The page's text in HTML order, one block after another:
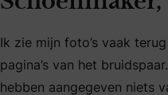
Ik zie mijn foto’s vaak
pagina’s van het
hebben aangegeven niets